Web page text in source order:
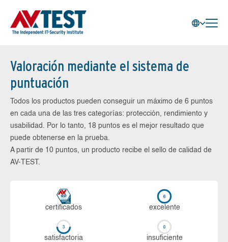
Valoración mediante el sistema de
puntuación
Todos los productos pueden conseguir un máximo de 6 puntos
en cada una de las tres categorías: protección, rendimiento y
usabilidad. Por lo tanto, 18 puntos es el mejor resultado que
puede obtenerse en la prueba.
A partir de 10 puntos, un producto recibe el sello de calidad de
AV-TEST.
certi­ficados ex­ce­len­te
sa­tis­fac­to­ria in­su­fi­cien­te